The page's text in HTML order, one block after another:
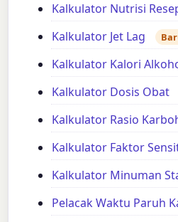
Kalkulator Nutrisi
Kalkulator Jet Lag
Kalkulator Kalori
Kalkulator Dosis Obat
Kalkulator Rasio
Kalkulator Faktor
Kalkulator Minuman
Pelacak Waktu Paruh